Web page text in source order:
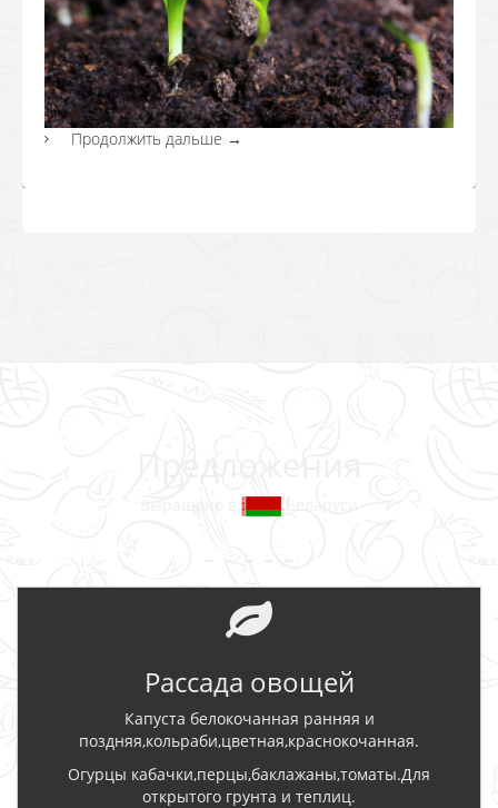
Продолжить дальше →
Рассада овощей
Капуста белокочанная ранняя и
поздняя,кольраби,цветная,краснокочанная.
Огурцы кабачки,перцы,баклажаны,томаты.Для
открытого грунта и теплиц.